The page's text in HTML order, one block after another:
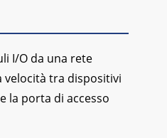
I/O da una rete
tra dispositivi
la porta di accesso